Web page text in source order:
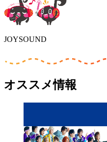
JOYSOUND
オススメ情報